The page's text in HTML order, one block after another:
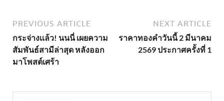
PREVIOUS ARTICLE
กระจ่างเเล้ว! นนนี่ เผยความ
สัมพันธ์สามีล่าสุด หลังออก
มาโพสต์เศร้า
NEXT ARTICLE
ราคาทองคำวันนี้ 2 มีนาคม
2569 ประกาศครั้งที่ 1